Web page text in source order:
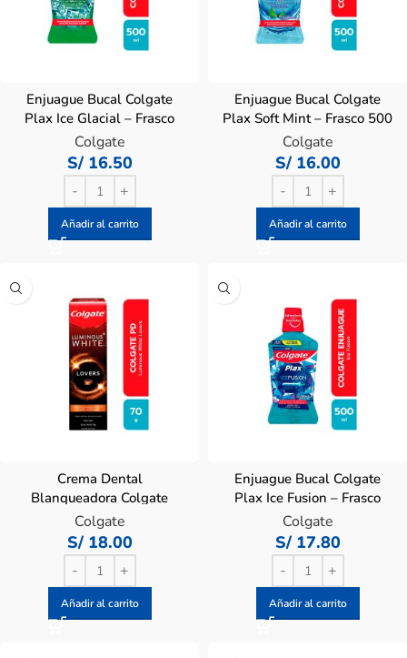
Enjuague Bucal Colgate
Plax Ice Glacial – Frasco
500 ML
Colgate
S/16.50
Añadir al carrito
Enjuague Bucal Colgate
Plax Soft Mint – Frasco 500
ML
Colgate
S/16.00
Añadir al carrito
Crema Dental
Blanqueadora Colgate
Luminous White Coffee
Lovers – Tubo 70 G
Colgate
S/18.00
Añadir al carrito
Enjuague Bucal Colgate
Plax Ice Fusion – Frasco
500 ML
Colgate
S/17.80
Añadir al carrito